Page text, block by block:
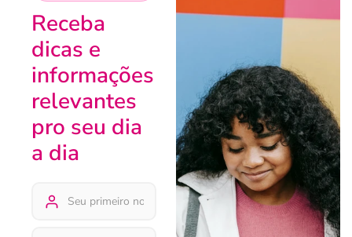
Receba
dicas e
informações
relevantes
pro seu dia
a dia